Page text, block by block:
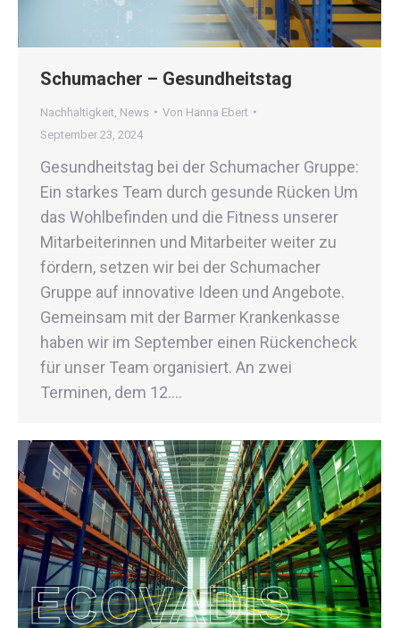
Schumacher – Gesundheitstag
Nachhaltigkeit News Von Hanna Ebert
September 23, 2024
Gesundheitstag bei der Schumacher Gruppe:
Ein starkes Team durch gesunde Rücken Um
das Wohlbefinden und die Fitness unserer
Mitarbeiterinnen und Mitarbeiter weiter zu
fördern, setzen wir bei der Schumacher
Gruppe auf innovative Ideen und Angebote.
Gemeinsam mit der Barmer Krankenkasse
haben wir im September einen Rückencheck
für unser Team organisiert. An zwei
Terminen, dem 12.…